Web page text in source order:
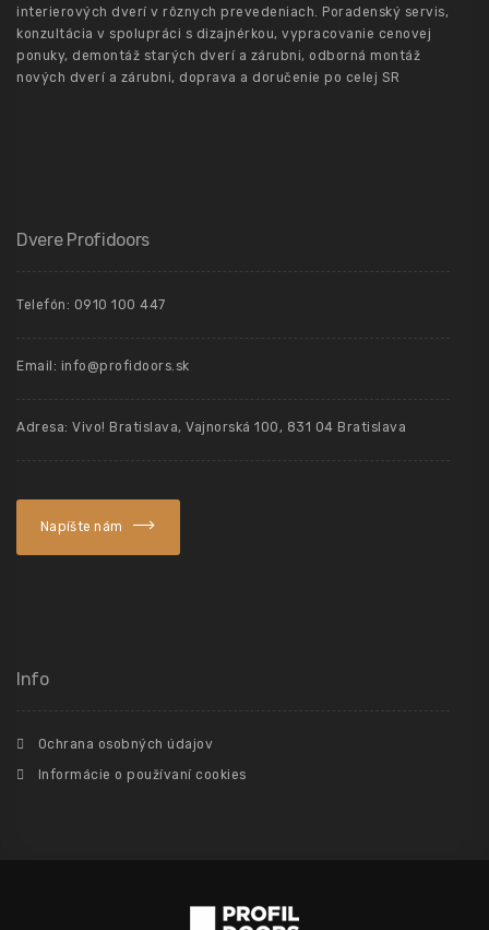
interierových dverí v rôznych prevedeniach. Poradenský servis,
konzultácia v spolupráci s dizajnérkou, vypracovanie cenovej
ponuky, demontáž starých dverí a zárubni, odborná montáž
nových dverí a zárubni, doprava a doručenie po celej SR
Dvere Profidoors
Telefón: 0910 100 447
Email: info@profidoors.sk
Adresa: Vivo! Bratislava, Vajnorská 100, 831 04 Bratislava
Napíšte nám
Info
Ochrana osobných údajov
Informácie o používaní cookies